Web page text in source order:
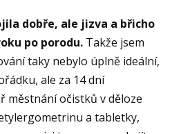
dobře, ale jizva a břicho
po porodu. Takže jsem
taky nebylo úplně ideální,
ale za 14 dní
městnání očistků v děloze
a tabletky,